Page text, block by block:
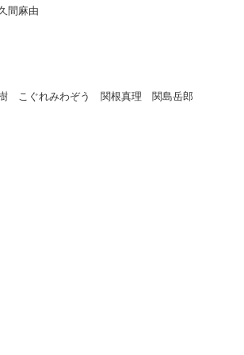
間麻由
こぐれみわぞう 関根真理 関島岳郎